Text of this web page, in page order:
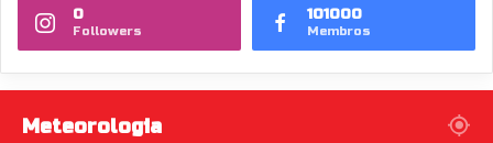
0
Followers
101000
Membros
Meteorologia